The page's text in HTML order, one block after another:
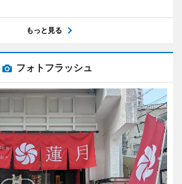
もっと見る
フォトフラッシュ